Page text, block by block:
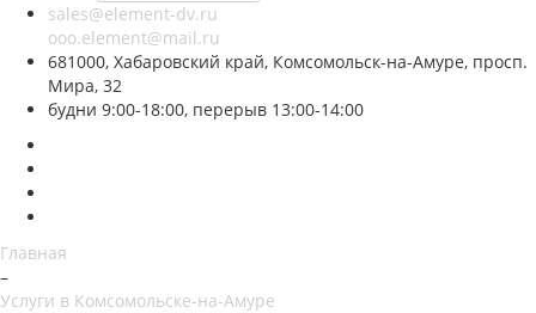
sales@element-dv.ru
ooo.element@mail.ru
681000, Хабаровский край, Комсомольск-на-Амуре, просп.
Мира, 32
будни 9:00-18:00, перерыв 13:00-14:00
Главная
–
Услуги в Комсомольске-на-Амуре